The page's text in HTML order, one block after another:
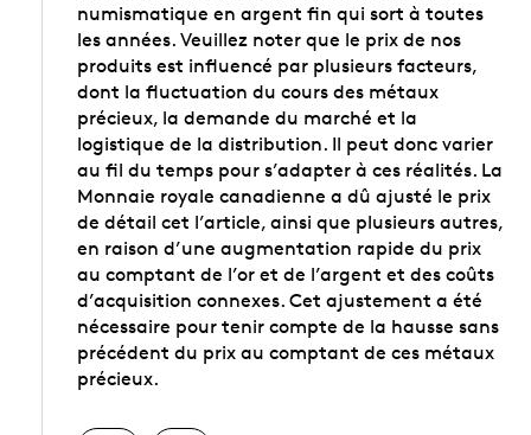
numismatique en argent fin qui sort à toutes
les années. Veuillez noter que le prix de nos
produits est influencé par plusieurs facteurs,
dont la fluctuation du cours des métaux
précieux, la demande du marché et la
logistique de la distribution. Il peut donc varier
au fil du temps pour s’adapter à ces réalités. La
Monnaie royale canadienne a dû ajusté le prix
de détail cet l’article, ainsi que plusieurs autres,
en raison d’une augmentation rapide du prix
au comptant de l’or et de l’argent et des coûts
d’acquisition connexes. Cet ajustement a été
nécessaire pour tenir compte de la hausse sans
précédent du prix au comptant de ces métaux
précieux.